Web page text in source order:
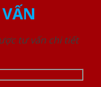
tư vấn chi tiết